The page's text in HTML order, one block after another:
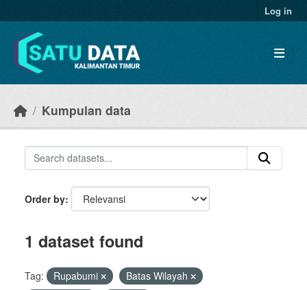
Log in
Kumpulan data
Order by
1 dataset found
Tag: Rupabumi
Batas Wilayah